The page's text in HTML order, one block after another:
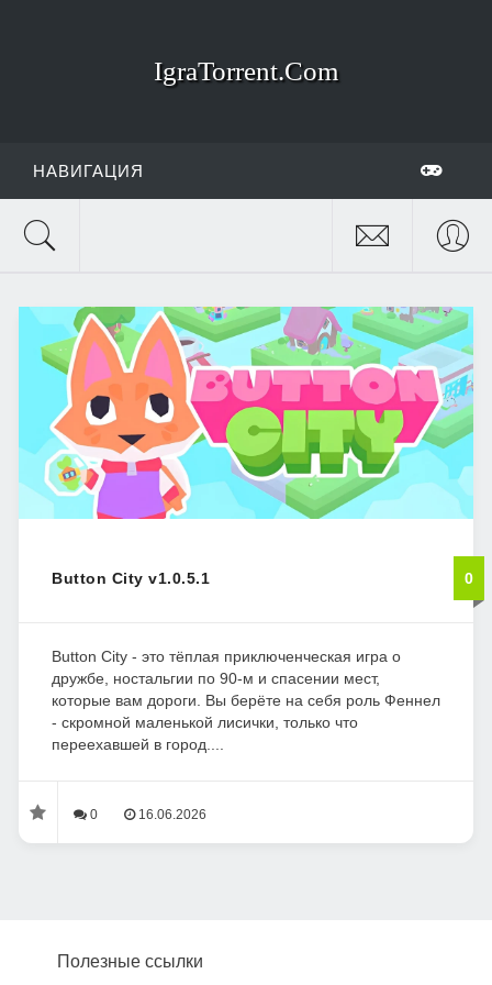
IgraTorrent.Com
НАВИГАЦИЯ
Button City v1.0.5.1 0
Button City - это тёплая приключенческая игра о
дружбе, ностальгии по 90-м и спасении мест,
которые вам дороги. Вы берёте на себя роль Феннел
- скромной маленькой лисички, только что
переехавшей в город....
0 16.06.2026
Полезные ссылки